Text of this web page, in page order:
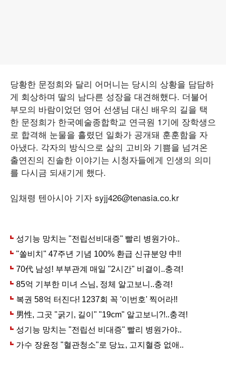
당황한 문정희와 달리 어머니는 당시의 상황을 담담하
게 회상하며 딸의 남다른 성장을 대견해했다. 더불어
부모의 바람이었던 영어 선생님 대신 배우의 길을 택
한 문정희가 한국예술종합학교 연극원 1기에 장학생으
로 합격해 눈물을 흘렸던 일화가 공개돼 훈훈함을 자
아냈다. 각자의 방식으로 삶의 고비와 기쁨을 넘겨온
출연진의 진솔한 이야기는 시청자들에게 인생의 의미
를 다시금 되새기게 했다.
임채령 텐아시아 기자 syjj426@tenasia.co.kr